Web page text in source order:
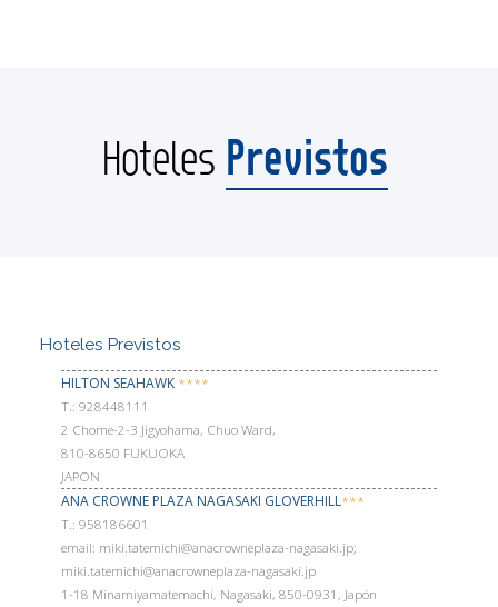
Hoteles Previstos
Hoteles Previstos
HILTON SEAHAWK ****
Т.: 928448111
2 Chome-2-3 Jigyohama, Chuo Ward,
810-8650 FUKUOKA
JAPON
ANA CROWNE PLAZA NAGASAKI GLOVERHILL***
Т.: 958186601
email: miki.tatemichi@anacrowneplaza-nagasaki.jp;
miki.tatemichi@anacrowneplaza-nagasaki.jp
1-18 Minamiyamatemachi, Nagasaki, 850-0931, Japón